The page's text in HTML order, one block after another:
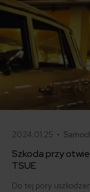
2024.01.25 •
Szkoda przy
TSUE
Do tej pory